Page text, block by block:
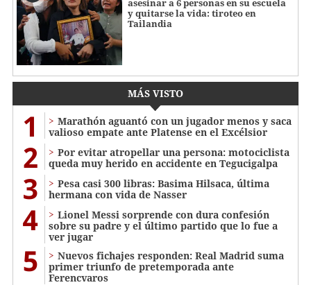
asesinar a 6 personas en su escuela
y quitarse la vida: tiroteo en
Tailandia
MÁS VISTO
1
Marathón aguantó con un jugador menos y saca
valioso empate ante Platense en el Excélsior
2
Por evitar atropellar una persona: motociclista
queda muy herido en accidente en Tegucigalpa
3
Pesa casi 300 libras: Basima Hilsaca, última
hermana con vida de Nasser
4
Lionel Messi sorprende con dura confesión
sobre su padre y el último partido que lo fue a
ver jugar
5
Nuevos fichajes responden: Real Madrid suma
primer triunfo de pretemporada ante
Ferencvaros